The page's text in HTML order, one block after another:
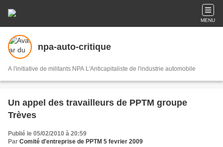
MENU
npa-auto-critique
A l'initiative de militants NPA L'Anticapitaliste de l'industrie automobile
Un appel des travailleurs de PPTM groupe
Trèves
Publié le 05/02/2010 à 20:59
Par Comité d'entreprise de PPTM 5 fevrier 2009